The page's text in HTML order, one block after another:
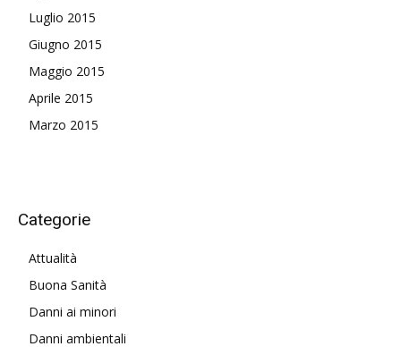
Luglio 2015
Giugno 2015
Maggio 2015
Aprile 2015
Marzo 2015
Categorie
Attualità
Buona Sanità
Danni ai minori
Danni ambientali